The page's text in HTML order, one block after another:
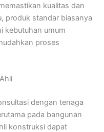
kualitas dan
produk standar biasanya
kebutuhan umum
proses
dengan tenaga
pada bangunan
konstruksi dapat